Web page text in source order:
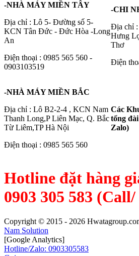
-NHÀ MÁY MIỀN TÂY
Địa chỉ : Lô 5- Đường số 5-
KCN Tân Đức - Đức Hòa -Long
An
Điện thoại : 0985 565 560 -
0903103519
-CHI
Địa chỉ :
Hưng
Thơ
Điện
-NHÀ MÁY MIỀN BẮC
Địa chỉ : Lô B2-2-4 , KCN Nam
Thanh Long,P Liên Mạc, Q. Bắc
Từ Liêm,TP Hà Nội
Điện thoại : 0985 565 560
Các
tổng
Zalo)
Hotline đặt hàng
0903 305 583
Copyright © 2015 - 2026
Nam Solution
[Google Analytics]
Hotline/Zalo: 0903305583